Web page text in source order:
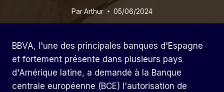
ParArthur 05/06/2024
BBVA, l'une des principales banques d'Espagne
et fortement présente dans plusieurs pays
d'Amérique latine, a demandé à la Banque
centrale européenne (BCE) l'autorisation de